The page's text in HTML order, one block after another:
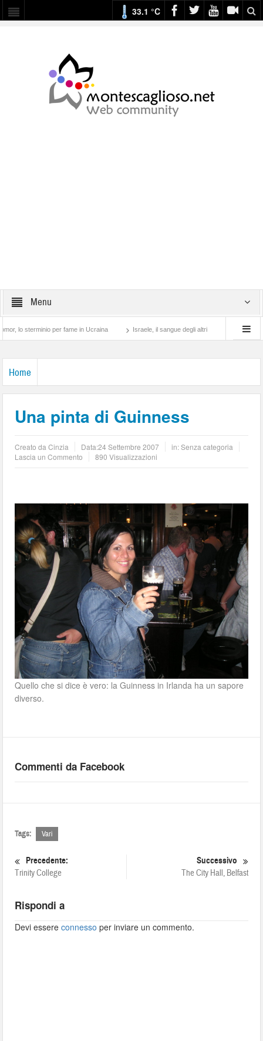
33.1 °C
Menu
per fame in Ucraina Israele, il sangue degli altri Lotta di classe…
Home
Una pinta di Guinness
Creato daCinzia Data:24 Settembre 2007
in: Senza categoria
Lascia un Commento
890 Visualizzazioni
Quello che si dice è vero: la Guinness in Irlanda ha un sapore
diverso.
Commenti da Facebook
Tags: Vari
Precedente:
Trinity College
Successivo
The City Hall, Belfast
Rispondi a
Devi essereconnesso per inviare un commento.